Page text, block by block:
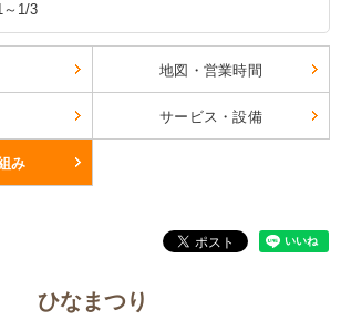
～1/3
地図・営業時間
サービス・設備
み
ひなまつり